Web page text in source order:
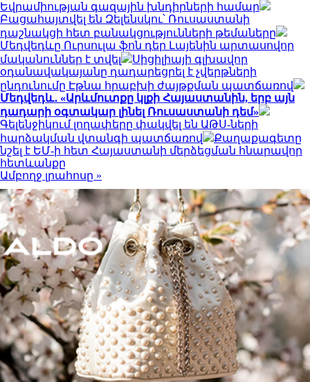
Եվրամիության գազային խնդիրների համար
Բացահայտվել են Զելենսկու՝ Ռուսաստանի
դաշնակցի հետ բանակցությունների թեմաները
Մեդվեդևը Ուրսուլա ֆոն դեր Լայենին արտասովոր
մականուններ է տվել
Սիցիլիայի գլխավոր
օդանավակայանը դադարեցրել է չվերթների
ընդունումը Էթնա հրաբխի ժայթքման պատճառով
Մեդվեդև․ «Արևմուտքը կլքի Հայաստանին, երբ այն
դադարի օգտակար լինել Ռուսաստանի դեմ»
Գելենջիկում լողափերը փակվել են ԱԹՍ-ների
հարձակման վտանգի պատճառով
Քաղաքագետը
նշել է ԵՄ-ի հետ Հայաստանի մերձեցման հնարավոր
հետևանքը
Ամբողջ լրահոսը »